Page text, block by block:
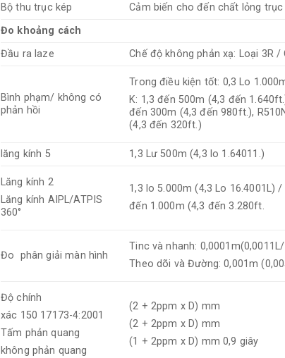
Bộ thu trục kép
Cảm biến cho đến chất lỏng
Đo khoảng cách
Đầu ra laze
Chế độ không phản xạ: Loại 3R
Bình phạm/ không có
phản hồi
Trong điều kiện tốt: 0,3 Lo
K: 1,3 đến 500m (4,3 đến
đến 300m (4,3 đến 980ft.),
(4,3 đến 320ft.)
lăng kính 5 1,3 Lư 500m (4,3 lo 1.64011.)
Lăng kính 2
Lăng kính AIPL/ATPIS
360°
1,3 lo 5.000m (4,3 Lo 16.4001L)
đến 1.000m (4,3 đến 3.280ft.
Đo phân giải màn hình
Tinc và nhanh:
Theo dõi và Đường: 0,001m
Độ chính
xác 150 17173-4:2001
Tấm phản quang
không phản quang
(2 + 2ppm x D) mm
(2 + 2ppm x D) mm
(1 + 2ppm x D) mm 0,9 giây